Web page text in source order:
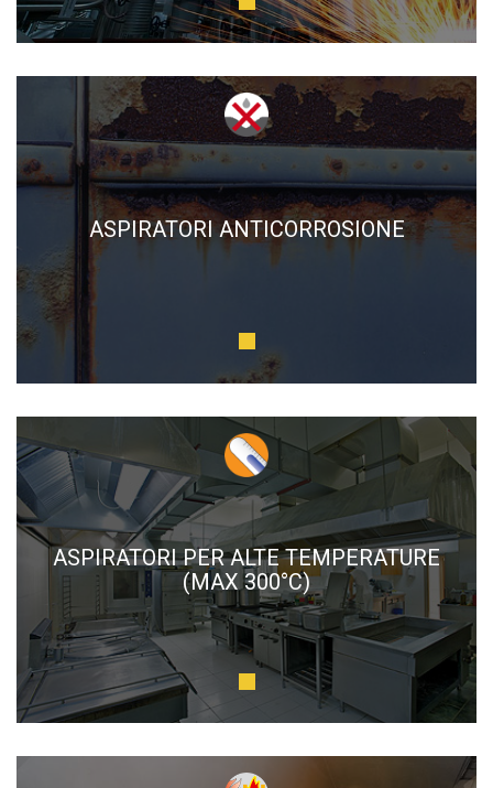
ASPIRATORI ANTICORROSIONE
ASPIRATORI PER ALTE TEMPERATURE
(MAX 300°C)